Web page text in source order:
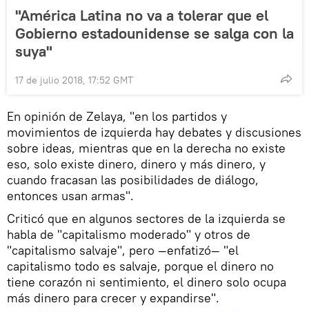
"América Latina no va a tolerar que el
Gobierno estadounidense se salga con la
suya"
17 de julio 2018, 17:52 GMT
En opinión de Zelaya, "en los partidos y
movimientos de izquierda hay debates y discusiones
sobre ideas, mientras que en la derecha no existe
eso, solo existe dinero, dinero y más dinero, y
cuando fracasan las posibilidades de diálogo,
entonces usan armas".
Criticó que en algunos sectores de la izquierda se
habla de "capitalismo moderado" y otros de
"capitalismo salvaje", pero —enfatizó— "el
capitalismo todo es salvaje, porque el dinero no
tiene corazón ni sentimiento, el dinero solo ocupa
más dinero para crecer y expandirse".